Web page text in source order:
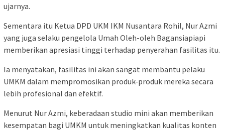
ujarnya.
Sementara itu Ketua DPD UKM IKM Nusantara Rohil, Nur Azmi
yang juga selaku pengelola Umah Oleh-oleh Bagansiapiapi
memberikan apresiasi tinggi terhadap penyerahan fasilitas itu.
Ia menyatakan, fasilitas ini akan sangat membantu pelaku
UMKM dalam mempromosikan produk-produk mereka secara
lebih profesional dan efektif.
Menurut Nur Azmi, keberadaan studio mini akan memberikan
kesempatan bagi UMKM untuk meningkatkan kualitas konten